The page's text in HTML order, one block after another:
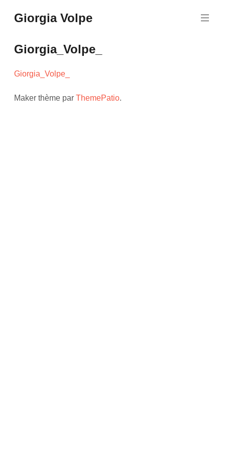
au
Giorgia Volpe
Giorgia_Volpe_
Giorgia_Volpe_
Maker thème parThemePatio.